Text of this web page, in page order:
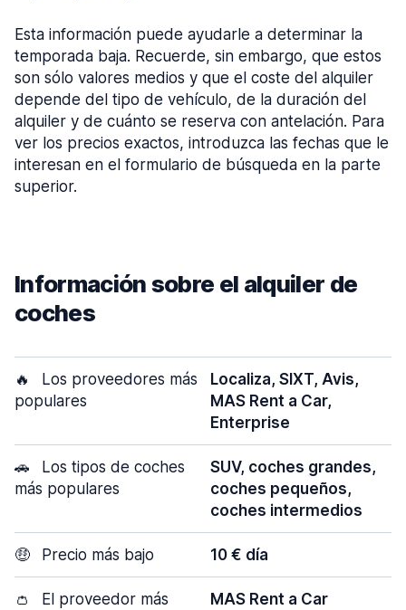
Esta información puede ayudarle a determinar la
temporada baja. Recuerde, sin embargo, que estos
son sólo valores medios y que el coste del alquiler
depende del tipo de vehículo, de la duración del
alquiler y de cuánto se reserva con antelación. Para
ver los precios exactos, introduzca las fechas que le
interesan en el formulario de búsqueda en la parte
superior.
Información sobre el alquiler de
coches
🔥
Los proveedores más
populares
Localiza, SIXT, Avis,
MAS Rent a Car,
Enterprise
🚗
Los tipos de coches
más populares
SUV, coches grandes,
coches pequeños,
coches intermedios
🤑 Precio más bajo 10 € día
👛
El proveedor más
MAS Rent a Car